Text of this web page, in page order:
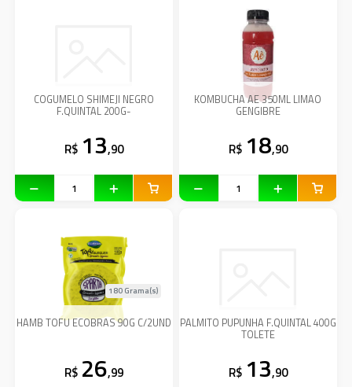
COGUMELO SHIMEJI NEGRO
F.QUINTAL 200G-
R$ 13,90
KOMBUCHA AE 350ML LIMAO
GENGIBRE
R$ 18,90
HAMB TOFU ECOBRAS 90G C/2UND
180 Grama(s)
R$ 26,99
PALMITO PUPUNHA F.QUINTAL 400G
TOLETE
R$ 13,90